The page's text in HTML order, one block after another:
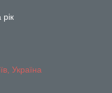
Україна